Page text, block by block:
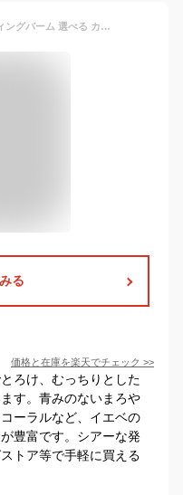
ROM&ND グラスティングメルティングバーム 選べる カラー リップバーム リップ バーム グロス リップオイル ツヤ 口紅 保湿 ピンク 水光 うる ぷる 高発色 粘膜 イエベ ブルベ glasting melting balm ロムアンド ROM&ND 韓国 メイク 韓国コスメ コスメ ポイントメイク
る
価格と在庫を楽天でチェック >>
ろけ、むっちりとした
す。青みのないまろや
ーラルなど、イエベの
豊富です。シアーな発
トア等で手軽に買える